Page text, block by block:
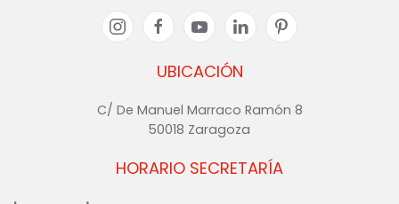
UBICACIÓN
C/ De Manuel Marraco Ramón 8
50018 Zaragoza
HORARIO SECRETARÍA